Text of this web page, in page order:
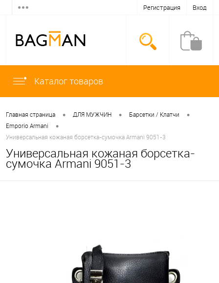
Регистрация Вход
Каталог товаров
Главная страница • ДЛЯ МУЖЧИН • Барсетки / Клатчи •
Emporio Armani •
Универсальная кожаная борсетка-сумочка Armani 9051-3
Универсальная кожаная борсетка-
сумочка Armani 9051-3